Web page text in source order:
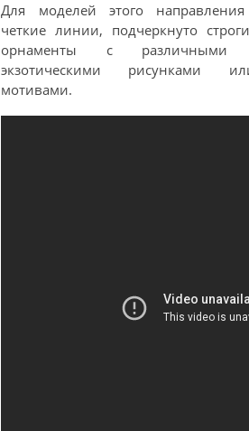
Для моделей этого
четкие линии, подчеркнуто
орнаменты с различными
экзотическими рисунками
мотивами.